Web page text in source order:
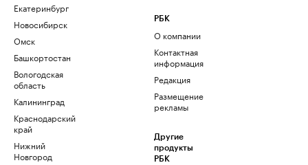
Екатеринбург
Новосибирск
Омск
Башкортостан
Вологодская
область
Калининград
Краснодарский
край
Нижний
Новгород
РБК
О компании
Контактная
информация
Редакция
Размещение
рекламы
Другие
продукты
РБК